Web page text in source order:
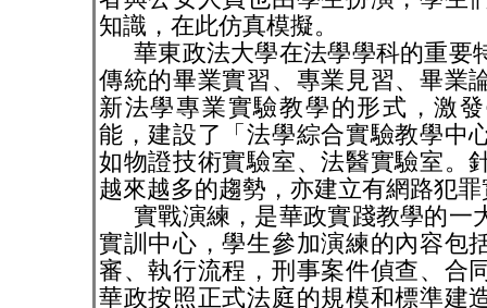
知識，在此仿真模擬。
華東政法大學在法學學科的重要
傳統的畢業實習、專業見習、畢業
新法學專業實驗教學的形式，激
能，建設了「法學綜合實驗教學中
如物證技術實驗室、法醫實驗室。
越來越多的趨勢，亦建立有網路犯
實戰演練，是華政實踐教學的一
實訓中心，學生參加演練的內容包
審、執行流程，刑事案件偵查、合
華政按照正式法庭的規模和標準建